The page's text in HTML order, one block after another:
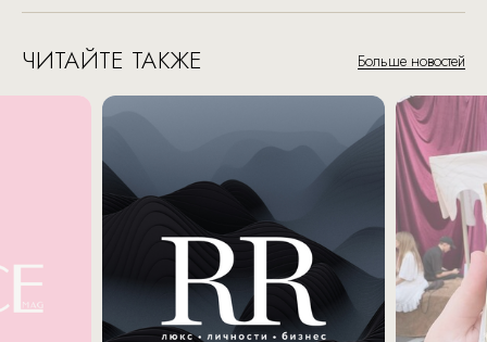
ЧИТАЙТЕ ТАКЖЕ Больше новостей